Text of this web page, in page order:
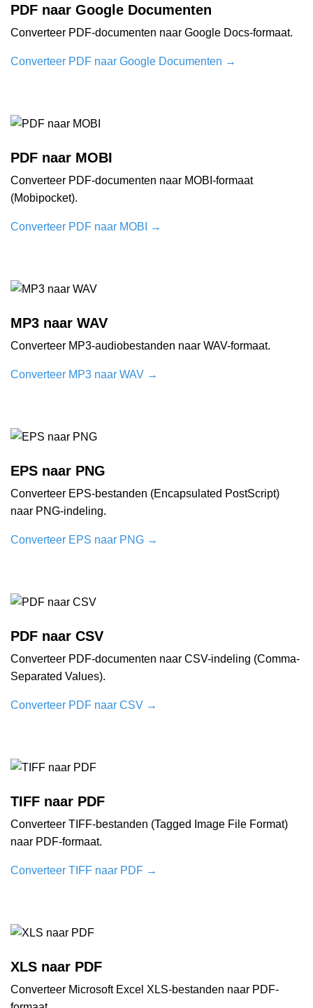
PDF naar Google Documenten
Converteer PDF-documenten naar Google Docs-formaat.
Converteer PDF naar Google Documenten →
PDF naar MOBI
Converteer PDF-documenten naar MOBI-formaat
(Mobipocket).
Converteer PDF naar MOBI →
MP3 naar WAV
Converteer MP3-audiobestanden naar WAV-formaat.
Converteer MP3 naar WAV →
EPS naar PNG
Converteer EPS-bestanden (Encapsulated PostScript)
naar PNG-indeling.
Converteer EPS naar PNG →
PDF naar CSV
Converteer PDF-documenten naar CSV-indeling (Comma-
Separated Values).
Converteer PDF naar CSV →
TIFF naar PDF
Converteer TIFF-bestanden (Tagged Image File Format)
naar PDF-formaat.
Converteer TIFF naar PDF →
XLS naar PDF
Converteer Microsoft Excel XLS-bestanden naar PDF-